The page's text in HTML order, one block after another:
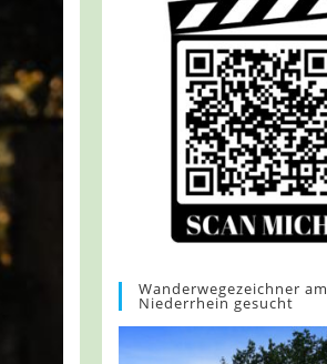
Wanderwegezeichner am
Niederrhein gesucht